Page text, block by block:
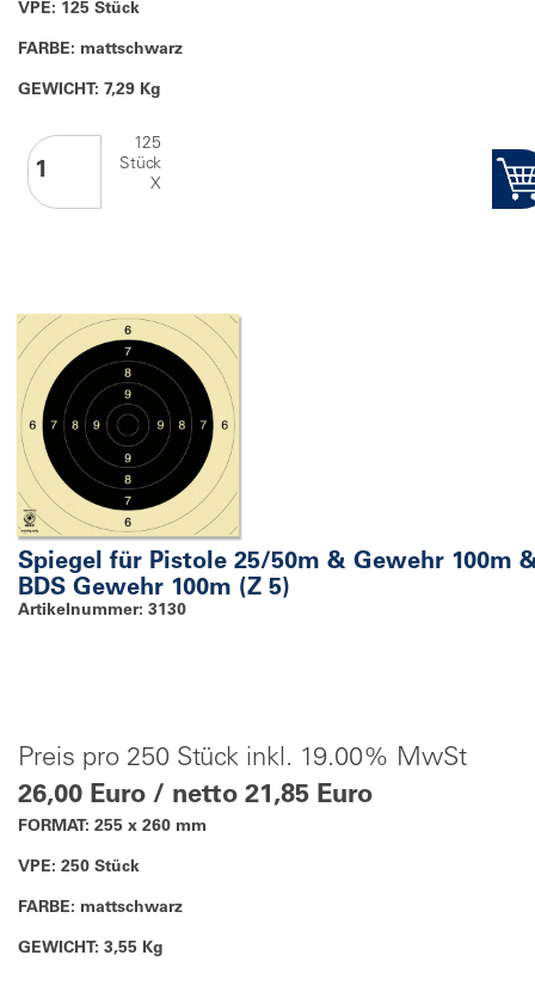
VPE: 125 Stück
FARBE: mattschwarz
GEWICHT: 7,29 Kg
125
Stück
X
Spiegel für Pistole 25/50m & Gewehr 100m
BDS Gewehr 100m (Z 5)
Artikelnummer: 3130
Preis pro 250 Stück inkl. 19.00% MwSt
26,00 Euro / netto 21,85 Euro
FORMAT: 255 x 260 mm
VPE: 250 Stück
FARBE: mattschwarz
GEWICHT: 3,55 Kg